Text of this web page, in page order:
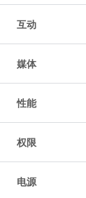
互动
媒体
性能
权限
电源